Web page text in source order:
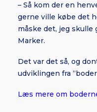
– Så kom der en
gerne ville købe det
måske det, jeg
Marker.
Det var det så, og
udviklingen fra
Læs mere om